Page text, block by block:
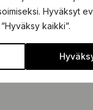
Hyväksyt
kaikki”.
Tilaa uutiskirje